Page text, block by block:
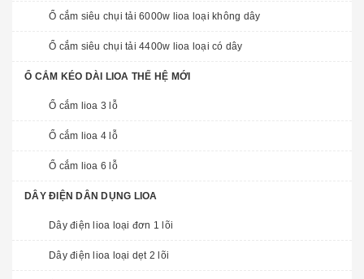
Ổ cắm siêu chụi tải 6000w lioa loại không dây
Ổ cắm siêu chụi tải 4400w lioa loại có dây
Ổ CẮM KÉO DÀI LIOA THẾ HỆ MỚI
Ổ cắm lioa 3 lỗ
Ổ cắm lioa 4 lỗ
Ổ cắm lioa 6 lỗ
DÂY ĐIỆN DÂN DỤNG LIOA
Dây điện lioa loại đơn 1 lõi
Dây điện lioa loại dẹt 2 lõi